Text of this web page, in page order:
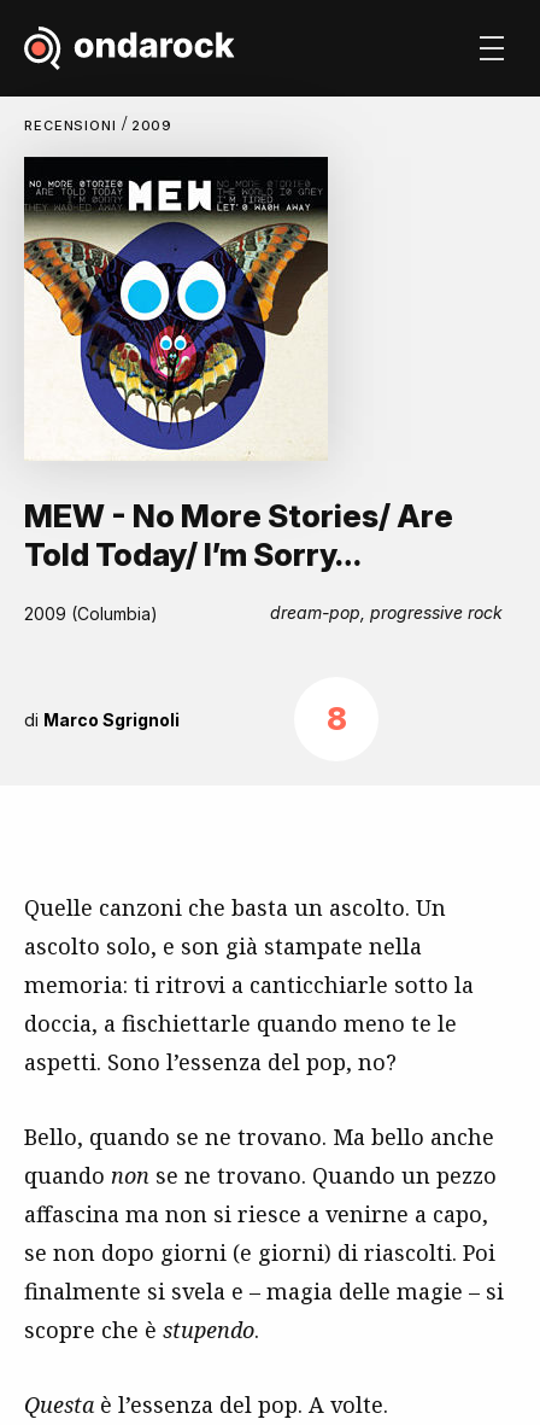
RECENSIONI / 2009
MEW - No More Stories/ Are
Told Today/ I’m Sorry…
2009 (Columbia) dream-pop, progressive rock
di Marco Sgrignoli 8
Quelle canzoni che basta un ascolto. Un
ascolto solo, e son già stampate nella
memoria: ti ritrovi a canticchiarle sotto la
doccia, a fischiettarle quando meno te le
aspetti. Sono l’essenza del pop, no?
Bello, quando se ne trovano. Ma bello anche
quando non se ne trovano. Quando un pezzo
affascina ma non si riesce a venirne a capo,
se non dopo giorni (e giorni) di riascolti. Poi
finalmente si svela e – magia delle magie – si
scopre che è stupendo.
Questa è l’essenza del pop. A volte.